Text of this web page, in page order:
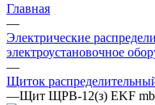
Главная
—
Электрические
электроустановочное
—
Щиток
—Щит ЩРВ-12(з) EKF